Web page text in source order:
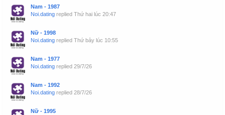
Nam - 1987
Noi.dating replied Thứ hai lúc 20:47
Nữ - 1998
Noi.dating replied Thứ bảy lúc 10:55
Nam - 1977
Noi.dating replied 29/7/26
Nam - 1992
Noi.dating replied 28/7/26
Nữ - 1995